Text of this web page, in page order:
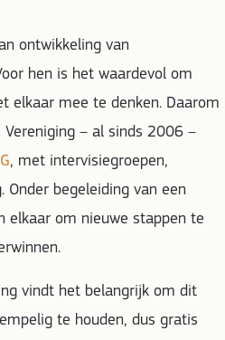
ontwikkeling van
hen is het waardevol om
elkaar mee te denken. Daarom
– al sinds 2006 –
, met intervisiegroepen,
Onder begeleiding van een
elkaar om nieuwe stappen te
vindt het belangrijk om dit
te houden, dus gratis